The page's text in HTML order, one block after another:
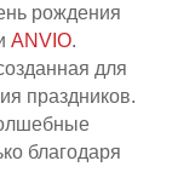
рождения
ANVIO.
для
праздников.
благодаря